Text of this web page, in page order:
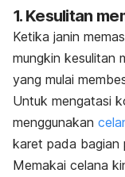
1. Kesulitan
Ketika janin
mungkin kesulitan
yang mulai
Untuk mengatasi
menggunakan
karet pada bagian
Memakai celana